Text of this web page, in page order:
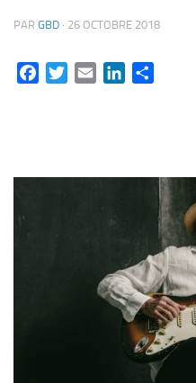
PAR GBD · 26 OCTOBRE 2018
FacebookTwitterEmail LinkedIn